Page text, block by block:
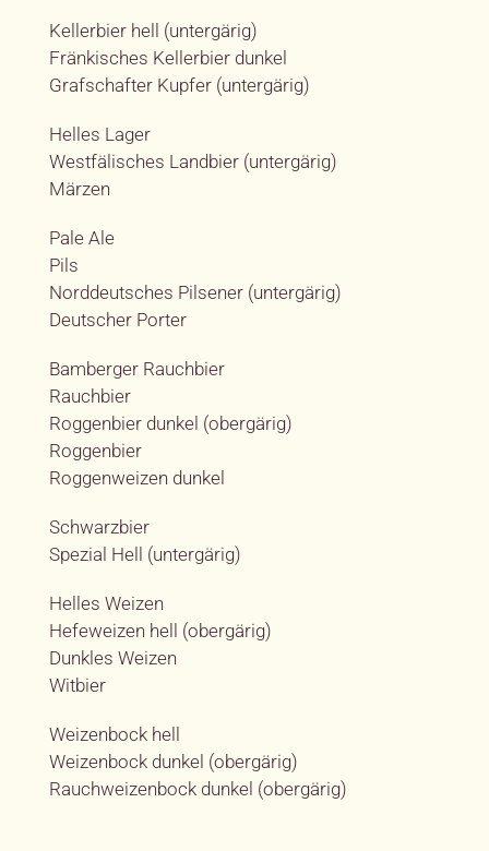
Kellerbier hell (untergärig)
Fränkisches Kellerbier dunkel
Grafschafter Kupfer (untergärig)
Helles Lager
Westfälisches Landbier (untergärig)
Märzen
Pale Ale
Pils
Norddeutsches Pilsener (untergärig)
Deutscher Porter
Bamberger Rauchbier
Rauchbier
Roggenbier dunkel (obergärig)
Roggenbier
Roggenweizen dunkel
Schwarzbier
Spezial Hell (untergärig)
Helles Weizen
Hefeweizen hell (obergärig)
Dunkles Weizen
Witbier
Weizenbock hell
Weizenbock dunkel (obergärig)
Rauchweizenbock dunkel (obergärig)